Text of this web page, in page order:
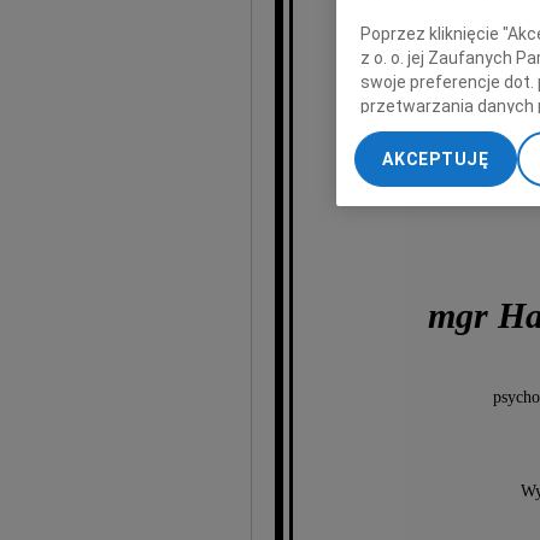
mgr
Poprzez kliknięcie
z o. o. jej Zaufanych
swoje preferencje dot.
przetwarzania danych
„Ustawienia
My, nasi Zaufani
dokładnych danych
Przechowywanie
AKCEPTUJĘ